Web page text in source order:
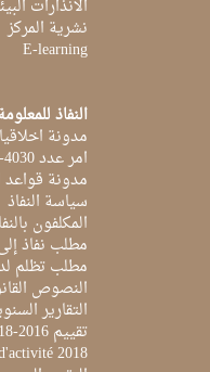
الانذارات
نشرية المركز
E-learning
النفاذ
مدونة
امر عدد 4030-2014 بتاريخ 03 اكتوبر 2014
مدونة قواعد
سياسة النفاذ
المكلفون
مطلب نفاذ
مطلب تظلم
النصوص
التقارير
تقييم 2016-2018
2018